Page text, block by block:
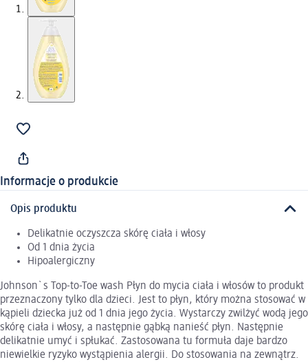
Informacje o produkcie
Opis produktu
Delikatnie oczyszcza skórę ciała i włosy
Od 1 dnia życia
Hipoalergiczny
Johnson`s Top-to-Toe wash Płyn do mycia ciała i włosów to produkt
przeznaczony tylko dla dzieci. Jest to płyn, który można stosować w
kąpieli dziecka już od 1 dnia jego życia. Wystarczy zwilżyć wodą jego
skórę ciała i włosy, a następnie gąbką nanieść płyn. Następnie
delikatnie umyć i spłukać. Zastosowana tu formuła daje bardzo
niewielkie ryzyko wystąpienia alergii. Do stosowania na zewnątrz.